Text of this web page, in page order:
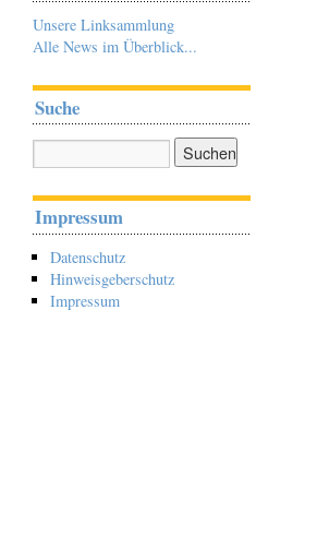
Unsere Linksammlung
Alle News im Überblick...
Suche
Impressum
Datenschutz
Hinweisgeberschutz
Impressum